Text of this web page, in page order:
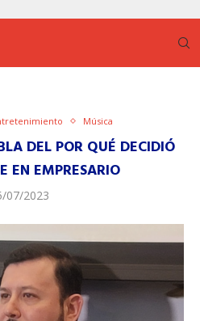
Música
DEL POR QUÉ DECIDIÓ
EN EMPRESARIO
07/2023